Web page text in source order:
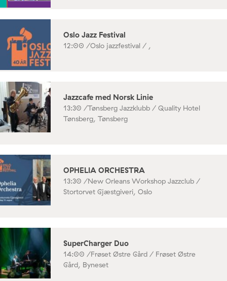
Oslo Jazz Festival
12:00 /Oslo jazzfestival / ,
Jazzcafe med Norsk Linie
13:30 /Tønsberg Jazzklubb / Quality Hotel
Tønsberg, Tønsberg
OPHELIA ORCHESTRA
13:30 /New Orleans Workshop Jazzclub /
Stortorvet Gjæstgiveri, Oslo
SuperCharger Duo
14:00 /Frøset Østre Gård / Frøset Østre
Gård, Byneset